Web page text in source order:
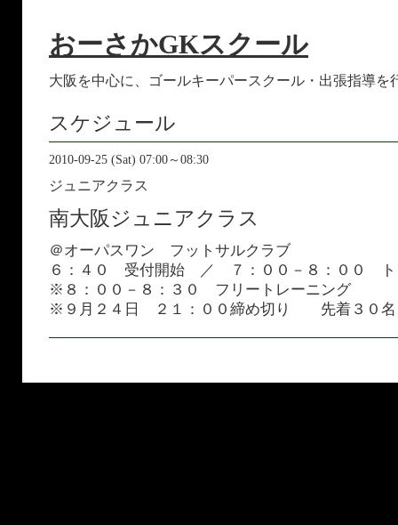
おーさかGKスクール
大阪を中心に、ゴールキーパースクール・出張指導を
スケジュール
2010-09-25 (Sat) 07:00～08:30
ジュニアクラス
南大阪ジュニアクラス
＠オーパスワン フットサルクラブ
６：４０ 受付開始 ／ ７：００－８：００ ト
※８：００－８：３０ フリートレーニング
※９月２４日 ２１：００締め切り 先着３０